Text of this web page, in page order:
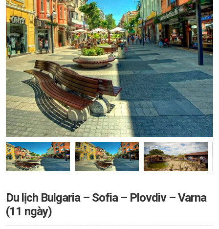
Du lịch Bulgaria – Sofia – Plovdiv – Varna
(11 ngày)